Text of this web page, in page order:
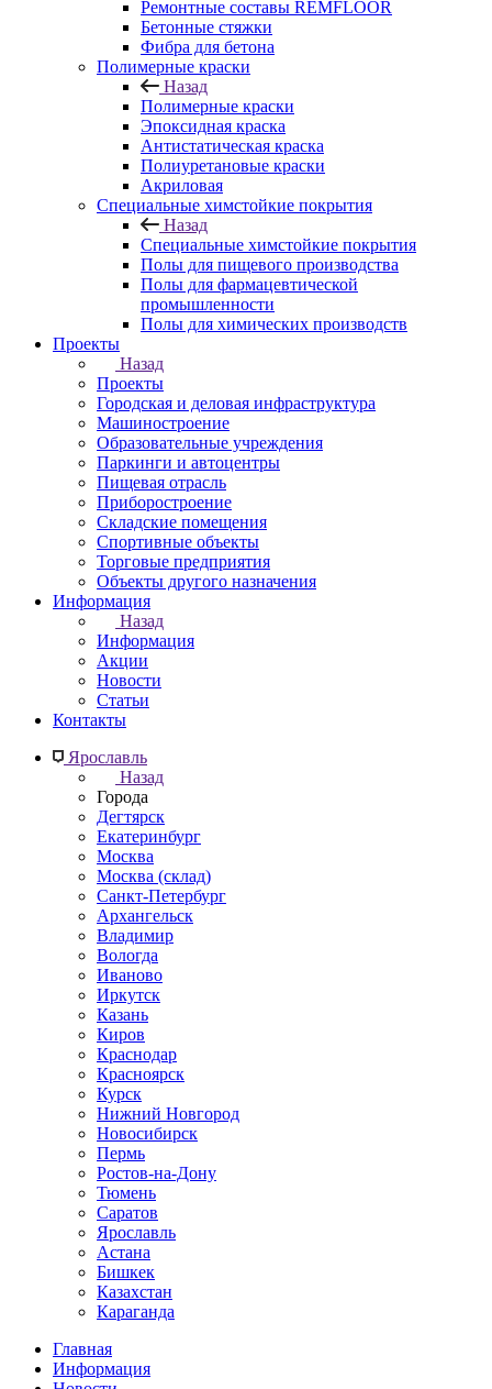
Ремонтные составы REMFLOOR
Бетонные стяжки
Фибра для бетона
Полимерные краски
Назад
Полимерные краски
Эпоксидная краска
Антистатическая краска
Полиуретановые краски
Акриловая
Специальные химстойкие покрытия
Назад
Специальные химстойкие покрытия
Полы для пищевого производства
Полы для фармацевтической
промышленности
Полы для химических производств
Проекты
Назад
Проекты
Городская и деловая инфраструктура
Машиностроение
Образовательные учреждения
Паркинги и автоцентры
Пищевая отрасль
Приборостроение
Складские помещения
Спортивные объекты
Торговые предприятия
Объекты другого назначения
Информация
Назад
Информация
Акции
Новости
Статьи
Контакты
Ярославль
Назад
Города
Дегтярск
Екатеринбург
Москва
Москва (склад)
Санкт-Петербург
Архангельск
Владимир
Вологда
Иваново
Иркутск
Казань
Киров
Краснодар
Красноярск
Курск
Нижний Новгород
Новосибирск
Пермь
Ростов-на-Дону
Тюмень
Саратов
Ярославль
Астана
Бишкек
Казахстан
Караганда
Главная
Информация